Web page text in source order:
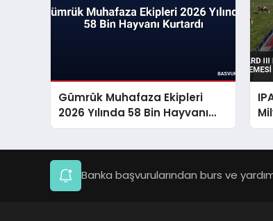
Gümrük Muhafaza Ekipleri
2026 Yılında 58 Bin Hayvanı
Kurtardı
Banka başvurularından burs ve